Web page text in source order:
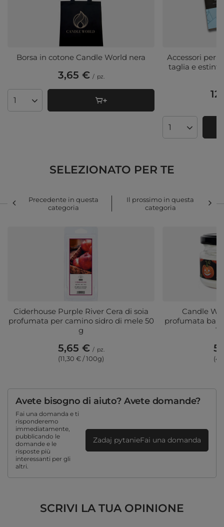
Borsa in cotone Candle World nera
3,65 € / pz.
Quantità di prodotti
Accessori per
taglia e
Quantità di
SELEZIONATO PER TE
Precedente in questa
categoria
Il prossimo in questa
categoria
Ciderhouse Purple River Cera di soia
profumata per camino sidro di mele 50
g
5,65 € / pz.
(11,30 € / 100g)
Candle
profumata
Avete bisogno di aiuto? Avete domande?
Fai una domanda e ti
risponderemo
immediatamente,
pubblicando le
domande e le
risposte più
interessanti per gli
altri.
Zadaj pytanieFai una domanda
SCRIVI LA TUA OPINIONE